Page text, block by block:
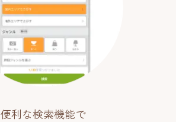
便利な検索機能で